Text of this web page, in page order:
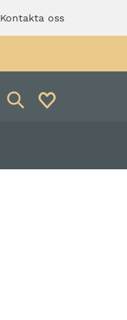
Kontakta oss